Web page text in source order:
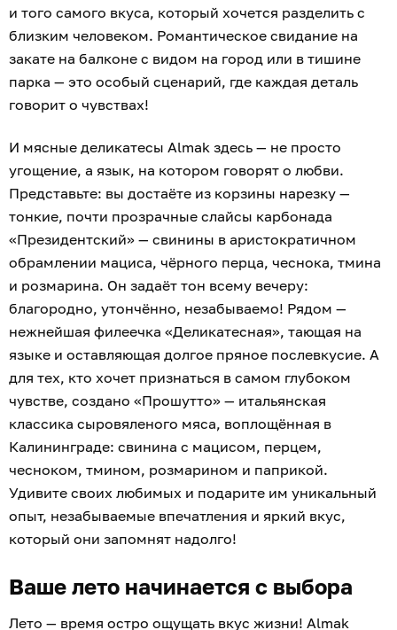
и того самого вкуса, который хочется разделить с
близким человеком. Романтическое свидание на
закате на балконе с видом на город или в тишине
парка — это особый сценарий, где каждая деталь
говорит о чувствах!
И мясные деликатесы Almak здесь — не просто
угощение, а язык, на котором говорят о любви.
Представьте: вы достаёте из корзины нарезку —
тонкие, почти прозрачные слайсы карбонада
«Президентский» — свинины в аристократичном
обрамлении мациса, чёрного перца, чеснока, тмина
и розмарина. Он задаёт тон всему вечеру:
благородно, утончённо, незабываемо! Рядом —
нежнейшая филеечка «Деликатесная», тающая на
языке и оставляющая долгое пряное послевкусие. А
для тех, кто хочет признаться в самом глубоком
чувстве, создано «Прошутто» — итальянская
классика сыровяленого мяса, воплощённая в
Калининграде: свинина с мацисом, перцем,
чесноком, тмином, розмарином и паприкой.
Удивите своих любимых и подарите им уникальный
опыт, незабываемые впечатления и яркий вкус,
который они запомнят надолго!
Ваше лето начинается с выбора
Лето — время остро ощущать вкус жизни! Almak